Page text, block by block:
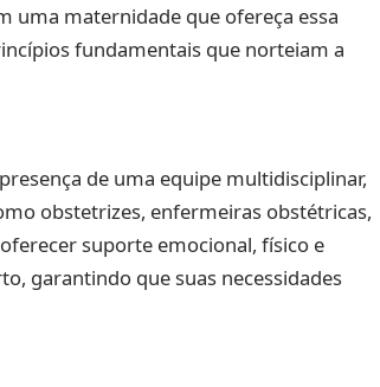
uma maternidade que ofereça essa
fundamentais que norteiam a
de uma equipe multidisciplinar,
obstetrizes, enfermeiras obstétricas,
suporte emocional, físico e
garantindo que suas necessidades